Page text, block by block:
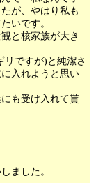
が、やはり私も
いです。
と核家族が大き
リですが)と純潔さ
入れようと思い
も受け入れて貰
ました。